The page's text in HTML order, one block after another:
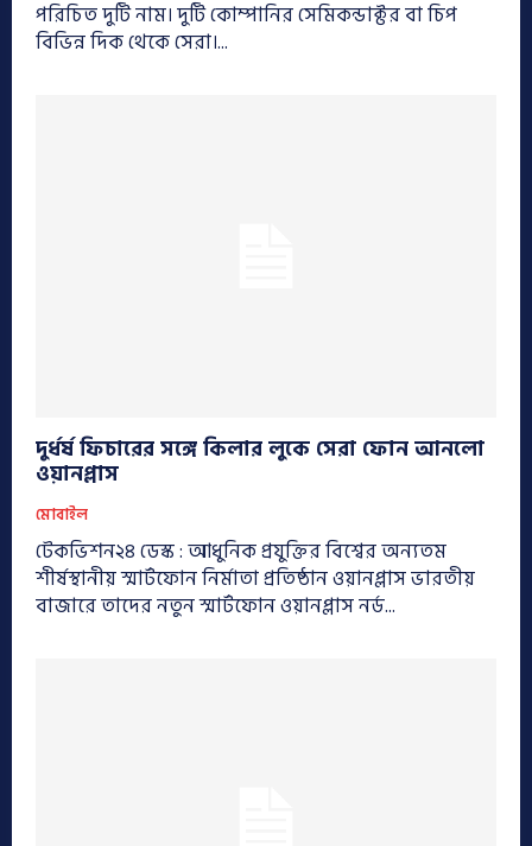
পরিচিত দুটি নাম। দুটি কোম্পানির সেমিকন্ডাক্টর বা চিপ
বিভিন্ন দিক থেকে সেরা।...
দুর্ধর্ষ ফিচারের সঙ্গে কিলার লুকে সেরা ফোন আনলো
ওয়ানপ্লাস
মোবাইল
টেকভিশন২৪ ডেস্ক : আধুনিক প্রযুক্তির বিশ্বের অন্যতম
শীর্ষস্থানীয় স্মার্টফোন নির্মাতা প্রতিষ্ঠান ওয়ানপ্লাস ভারতীয়
বাজারে তাদের নতুন স্মার্টফোন ওয়ানপ্লাস নর্ড...